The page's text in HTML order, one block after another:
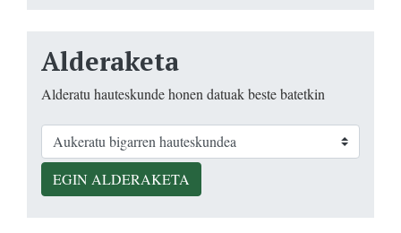
Alderaketa
Alderatu hauteskunde honen datuak beste batetkin
EGIN ALDERAKETA